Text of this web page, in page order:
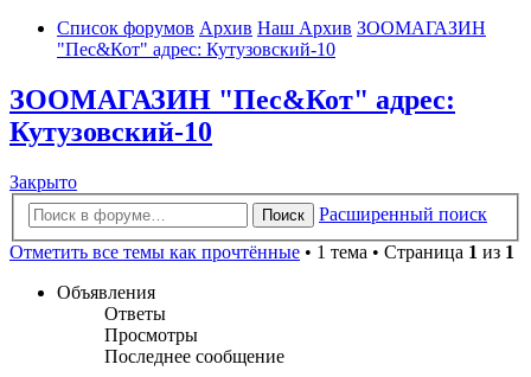
Список форумов Архив Наш Архив ЗООМАГАЗИН
"Пес&Кот" адрес: Кутузовский-10
ЗООМАГАЗИН "Пес&Кот" адрес:
Кутузовский-10
Закрыто
Поиск
Расширенный поиск
Отметить все темы как прочтённые • 1 тема • Страница 1 из 1
Объявления
Ответы
Просмотры
Последнее сообщение